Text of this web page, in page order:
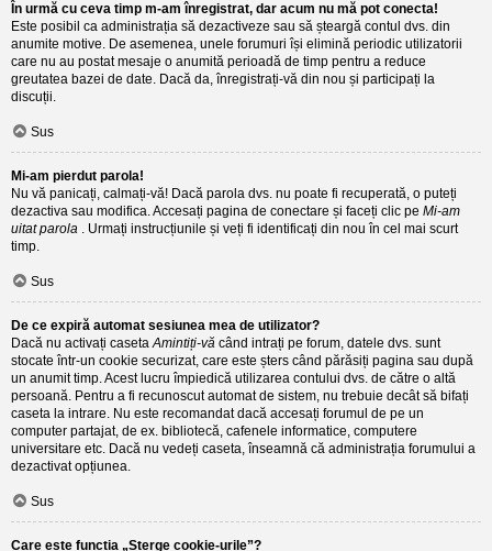
În urmă cu ceva timp m-am înregistrat, dar acum nu mă pot conecta!
Este posibil ca administrația să dezactiveze sau să șteargă contul dvs. din
anumite motive. De asemenea, unele forumuri își elimină periodic utilizatorii
care nu au postat mesaje o anumită perioadă de timp pentru a reduce
greutatea bazei de date. Dacă da, înregistrați-vă din nou și participați la
discuții.
Sus
Mi-am pierdut parola!
Nu vă panicați, calmați-vă! Dacă parola dvs. nu poate fi recuperată, o puteți
dezactiva sau modifica. Accesați pagina de conectare și faceți clic pe Mi-am
uitat parola . Urmați instrucțiunile și veți fi identificați din nou în cel mai scurt
timp.
Sus
De ce expiră automat sesiunea mea de utilizator?
Dacă nu activați casetaAmintiți-vă când intrați pe forum, datele dvs. sunt
stocate într-un cookie securizat, care este șters când părăsiți pagina sau după
un anumit timp. Acest lucru împiedică utilizarea contului dvs. de către o altă
persoană. Pentru a fi recunoscut automat de sistem, nu trebuie decât să bifați
caseta la intrare. Nu este recomandat dacă accesați forumul de pe un
computer partajat, de ex. bibliotecă, cafenele informatice, computere
universitare etc. Dacă nu vedeți caseta, înseamnă că administrația forumului a
dezactivat opțiunea.
Sus
Care este funcția „Șterge cookie-urile”?